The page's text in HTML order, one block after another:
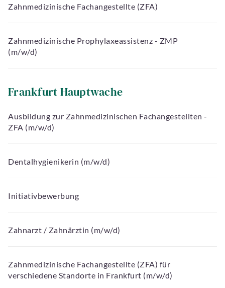
Zahnmedizinische Fachangestellte (ZFA)
Zahnmedizinische Prophylaxeassistenz - ZMP
(m/w/d)
Frankfurt Hauptwache
Ausbildung zur Zahnmedizinischen Fachangestellten -
ZFA (m/w/d)
Dentalhygienikerin (m/w/d)
Initiativbewerbung
Zahnarzt / Zahnärztin (m/w/d)
Zahnmedizinische Fachangestellte (ZFA) für
verschiedene Standorte in Frankfurt (m/w/d)